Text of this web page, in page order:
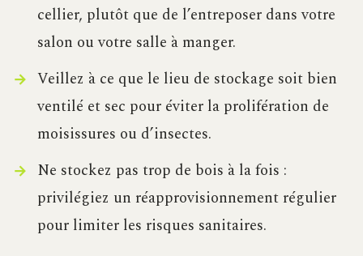
cellier, plutôt que de l’entreposer dans votre
salon ou votre salle à manger.
Veillez à ce que le lieu de stockage soit bien
ventilé et sec pour éviter la prolifération de
moisissures ou d’insectes.
Ne stockez pas trop de bois à la fois :
privilégiez un réapprovisionnement régulier
pour limiter les risques sanitaires.